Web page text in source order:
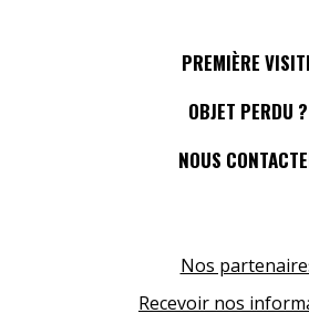
PREMIÈRE
OBJET PERDU ?
NOUS
Nos
Recevoir nos